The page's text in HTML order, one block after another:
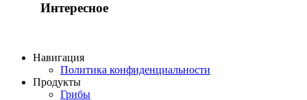
Интересное
Навигация
Политика конфиденциальности
Продукты
Грибы